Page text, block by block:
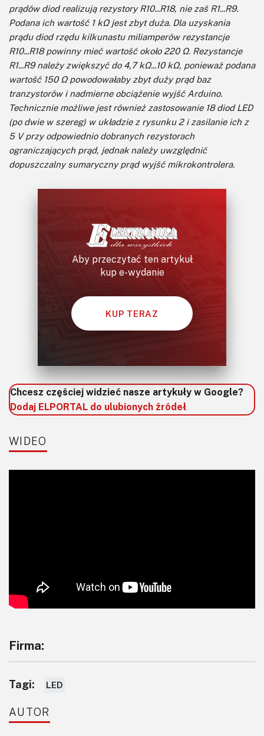
prądów diod realizują rezystory R10...R18, nie zaś R1...R9.
Podana ich wartość 1 kΩ jest zbyt duża. Dla uzyskania
prądu diod rzędu kilkunastu miliamperów rezystancje
R10...R18 powinny mieć wartość około 220 Ω. Rezystancje
R1...R9 należy zwiększyć do 4,7 kΩ...10 kΩ, ponieważ podana
wartość 150 Ω powodowałaby zbyt duży prąd baz
tranzystorów i nadmierne obciążenie wyjść Arduino.
Technicznie możliwe jest również zastosowanie 18 diod LED
(po dwie w szereg) w układzie z rysunku 2 i zasilanie ich z
5 V przy odpowiednio dobranych rezystorach
ograniczających prąd, jednak należy uwzględnić
dopuszczalny sumaryczny prąd wyjść mikrokontrolera.
Aby przeczytać ten artykuł
kup e-wydanie
KUP TERAZ
Chcesz częściej widzieć nasze artykuły w Google?
Dodaj ELPORTAL do ulubionych źródeł
WIDEO
Firma:
Tagi: LED
AUTOR